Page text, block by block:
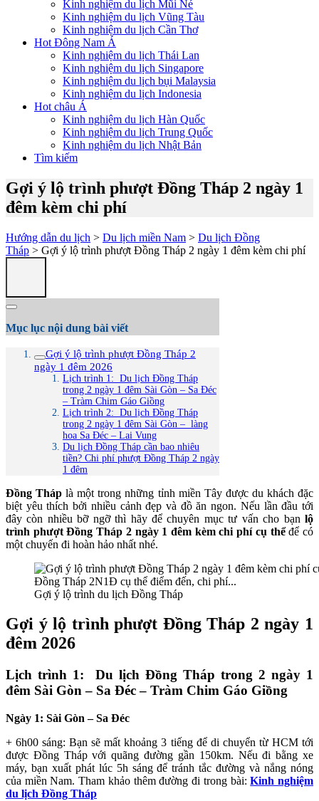
Kinh nghiệm du lịch Mũi Né
Kinh nghiệm du lịch Vũng Tàu
Kinh nghiệm du lịch Cần Thơ
Hot Đông Nam Á
Kinh nghiệm du lịch Thái Lan
Kinh nghiệm du lịch Singapore
Kinh nghiệm du lịch bụi Malaysia
Kinh nghiệm du lịch Indonesia
Hot châu Á
Kinh nghiệm du lịch Hàn Quốc
Kinh nghiệm du lịch Trung Quốc
Kinh nghiệm du lịch Nhật Bản
Tìm kiếm
Gợi ý lộ trình phượt Đồng Tháp 2 ngày 1
đêm kèm chi phí
Hướng dẫn du lịch > Du lịch miền Nam > Du lịch Đồng
Tháp > Gợi ý lộ trình phượt Đồng Tháp 2 ngày 1 đêm kèm chi phí
Mục lục nội dung bài viết
Gợi ý lộ trình phượt Đồng Tháp 2
ngày 1 đêm 2026
Lịch trình 1: Du lịch Đồng Tháp
trong 2 ngày 1 đêm Sài Gòn – Sa Đéc
– Tràm Chim Gáo Giồng
Lịch trình 2: Du lịch Đồng Tháp
trong 2 ngày 1 đêm Sài Gòn – làng
hoa Sa Đéc – Lai Vung
Du lịch Đồng Tháp cần bao nhiêu
tiền? Chi phí phượt Đồng Tháp 2 ngày
1 đêm
Đồng Tháp là một trong những tỉnh miền Tây được du khách đặc
biệt yêu thích bởi nhiều cảnh đẹp và đồ ăn ngon. Nếu lần đầu tới
đây còn nhiều bỡ ngỡ thì hãy để chuyên mục tư vấn cho bạn lộ
trình phượt Đồng Tháp 2 ngày 1 đêm kèm chi phí cụ thểđể có
một chuyến đi hoàn hảo nhất nhé.
Gợi ý lộ trình du lịch Đồng Tháp
Gợi ý lộ trình phượt Đồng Tháp 2 ngày 1
đêm 2026
Lịch trình 1: Du lịch Đồng Tháp trong 2 ngày 1
đêm Sài Gòn – Sa Đéc – Tràm Chim Gáo Giồng
Ngày 1: Sài Gòn – Sa Đéc
+ 6h00 sáng: Bạn sẽ mất khoảng 3 tiếng để di chuyển từ HCM tới
được Đồng Tháp với quãng đường gần 150km. Nếu đi bằng xe
máy, bạn xuất phát lúc 5h sáng để tránh tắc đường và nắng nóng
của miền Nam. Tham khảo thêm đường đi trong bài:Kinh nghiệm
du lịch Đồng Tháp